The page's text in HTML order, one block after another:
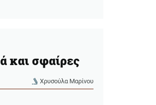
και σφαίρες
Χρυσούλα Μαρίνου